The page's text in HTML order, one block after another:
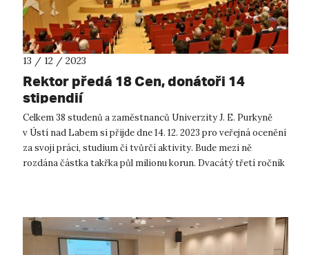
13 / 12 / 2023
Rektor předá 18 Cen, donátoři 14
stipendií
Celkem 38 studenů a zaměstnanců Univerzity J. E. Purkyně
v Ústí nad Labem si přijde dne 14. 12. 2023 pro veřejná ocenění
za svoji práci, studium či tvůrčí aktivity. Bude mezi ně
rozdána částka takřka půl milionu korun. Dvacátý třetí ročník